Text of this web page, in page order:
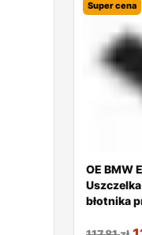
Super cena
OE BMW
błotnika